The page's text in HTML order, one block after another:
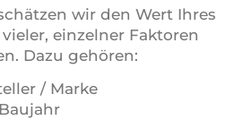
wir den Wert Ihres
einzelner Faktoren
Dazu gehören:
/ Marke
Baujahr